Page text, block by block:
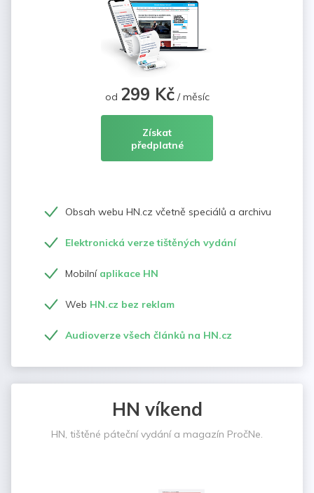
od 299 Kč/ měsíc
Získat
předplatné
Obsah webu HN.cz včetně speciálů a archivu
Elektronická verze tištěných vydání
Mobilní aplikace HN
Web HN.cz bez reklam
Audioverze všech článků na HN.cz
HN víkend
HN, tištěné páteční vydání a magazín PročNe.